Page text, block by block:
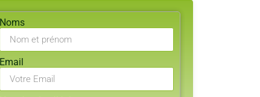
Noms
Email